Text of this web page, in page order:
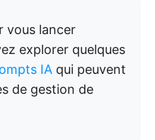
vous lancer
explorer quelques
IA qui peuvent
de gestion de